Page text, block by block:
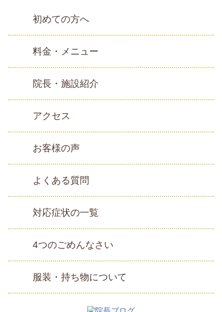
初めての方へ
料金・メニュー
院長・施設紹介
アクセス
お客様の声
よくある質問
対応症状の一覧
4つのごめんなさい
服装・持ち物について